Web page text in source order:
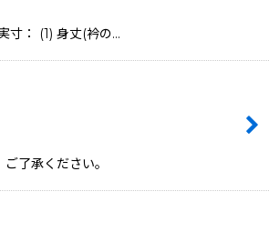
寸： (1) 身丈(衿の…
了承ください。